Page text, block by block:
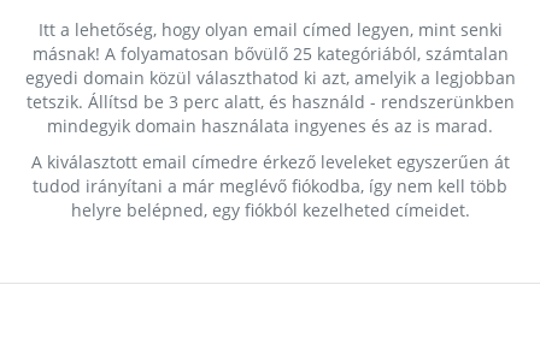
Itt a lehetőség, hogy olyan email címed legyen, mint senki
másnak! A folyamatosan bővülő 25 kategóriából, számtalan
egyedi domain közül választhatod ki azt, amelyik a legjobban
tetszik. Állítsd be 3 perc alatt, és használd - rendszerünkben
mindegyik domain használata ingyenes és az is marad.
A kiválasztott email címedre érkező leveleket egyszerűen át
tudod irányítani a már meglévő fiókodba, így nem kell több
helyre belépned, egy fiókból kezelheted címeidet.